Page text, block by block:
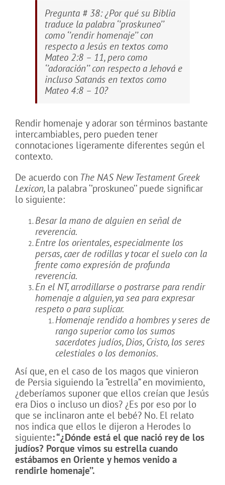
Pregunta # 38: ¿Por qué su Biblia
traduce la palabra ‘’proskuneo’’
como ‘’rendir homenaje’’ con
respecto a Jesús en textos como
Mateo 2:8 – 11, pero como
‘’adoración’’ con respecto a Jehová e
incluso Satanás en textos como
Mateo 4:8 – 10?
Rendir homenaje y adorar son términos bastante
intercambiables, pero pueden tener
connotaciones ligeramente diferentes según el
contexto.
De acuerdo con The NAS New Testament Greek
Lexicon, la palabra ‘’proskuneo’’ puede significar
lo siguiente:
Besar la mano de alguien en señal de
reverencia.
Entre los orientales, especialmente los
persas, caer de rodillas y tocar el suelo con la
frente como expresión de profunda
reverencia.
En el NT, arrodillarse o postrarse para rendir
homenaje a alguien, ya sea para expresar
respeto o para suplicar.
Homenaje rendido a hombres y seres de
rango superior como los sumos
sacerdotes judíos, Dios, Cristo, los seres
celestiales o los demonios.
Así que, en el caso de los magos que vinieron
de Persia siguiendo la “estrella” en movimiento,
¿deberíamos suponer que ellos creían que Jesús
era Dios o incluso un dios? ¿Es por eso por lo
que se inclinaron ante el bebé? No. El relato
nos indica que ellos le dijeron a Herodes lo
siguiente: “¿Dónde está el que nació rey de los
judíos? Porque vimos su estrella cuando
estábamos en Oriente y hemos venido a
rendirle homenaje’’.